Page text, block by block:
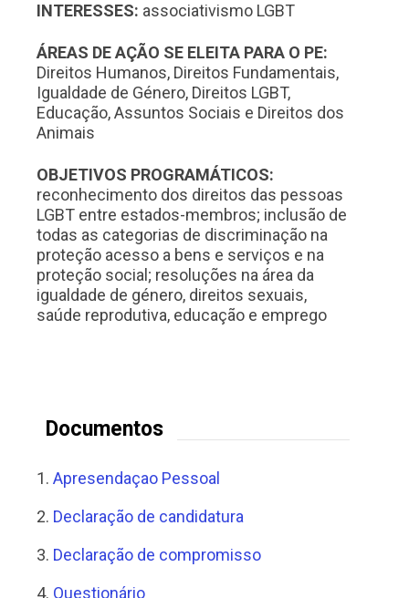
INTERESSES: associativismo LGBT
ÁREAS DE AÇÃO SE ELEITA PARA O PE:
Direitos Humanos, Direitos Fundamentais,
Igualdade de Género, Direitos LGBT,
Educação, Assuntos Sociais e Direitos dos
Animais
OBJETIVOS PROGRAMÁTICOS:
reconhecimento dos direitos das pessoas
LGBT entre estados-membros; inclusão de
todas as categorias de discriminação na
proteção acesso a bens e serviços e na
proteção social; resoluções na área da
igualdade de género, direitos sexuais,
saúde reprodutiva, educação e emprego
Documentos
1. Apresendaçao Pessoal
2. Declaração de candidatura
3. Declaração de compromisso
4. Questionário